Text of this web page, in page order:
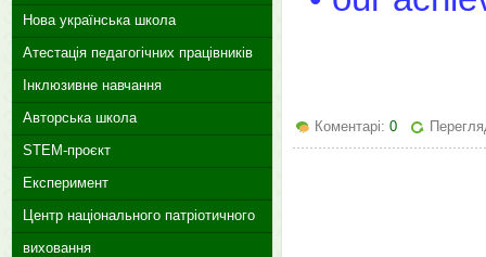
Коментарі: 0
Нова українська школа
Атестація педагогічних працівників
Інклюзивне навчання
Авторська школа
STEM-проєкт
Експеримент
Центр національного патріотичного
виховання